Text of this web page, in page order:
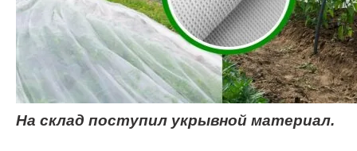
На склад поступил укрывной материал.